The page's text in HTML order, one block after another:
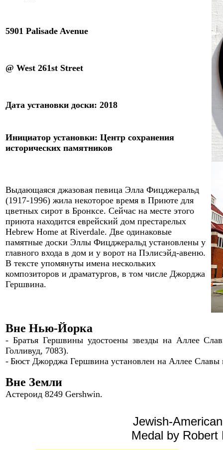
5901 Palisade Avenue
@ West 261st Street
Дата установки доски: 2018
Инициатор установки: Центр сохранения
исторических памятников
Выдающаяся джазовая певица Элла Фицджеральд
(1917-1996) жила некоторое время в Приюте для
цветных сирот в Бронксе. Сейчас на месте этого
приюта находится еврейский дом престарелых
Hebrew Home at Riverdale. Две одинаковые
памятные доски Эллы Фицджеральд установлены у
главного входа в дом и у ворот на Пэлисэйд-авеню.
В тексте упомянуты имена нескольких
композиторов и драматургов, в том числе Джорджа
Гершвина.
Вне Нью-Йорка
- Братья Гершвины удостоены звезды на Аллее
Голливуд, 7083).
- Бюст Джорджа Гершвина установлен на Аллее Славы
Вне Земли
Астероид 8249 Gershwin.
Jewish-
Medal by Robert